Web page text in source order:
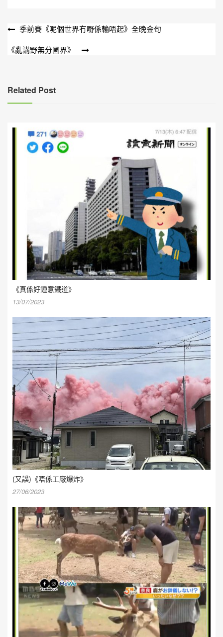
文
章
季前賽《呢個世界冇嘢係輸唔起》全晚金句
《亂講野無分國界》
Related Post
《真係好鍾意鐵道》
13/07/2023
(又誤)《唔係工廠爆炸》
27/06/2023